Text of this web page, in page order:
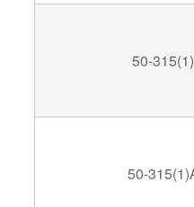
50-315(1)
50-